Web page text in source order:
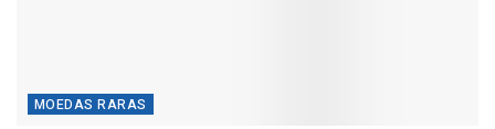
MOEDAS RARAS